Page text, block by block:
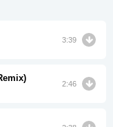
3:39
2:46